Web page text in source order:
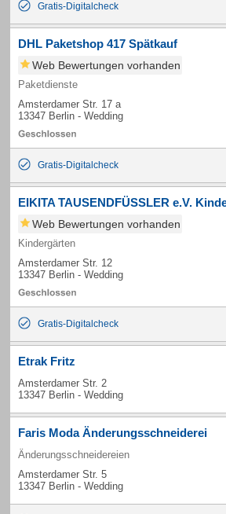
Gratis-Digitalcheck
DHL Paketshop 417 Spätkauf
Web Bewertungen vorhanden
Paketdienste
Amsterdamer Str. 17 a
13347 Berlin - Wedding
Gratis-Digitalcheck
EIKITA TAUSENDFÜSSLER e.V.
Web Bewertungen vorhanden
Kindergärten
Amsterdamer Str. 12
13347 Berlin - Wedding
Gratis-Digitalcheck
Etrak Fritz
Amsterdamer Str. 2
13347 Berlin - Wedding
Faris Moda Änderungsschneiderei
Änderungsschneidereien
Amsterdamer Str. 5
13347 Berlin - Wedding